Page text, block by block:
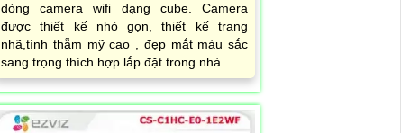
dòng camera wifi dạng cube. Camera
được thiết kế nhỏ gọn, thiết kế trang
nhã,tính thẫm mỹ cao , đẹp mắt màu sắc
sang trọng thích hợp lắp đặt trong nhà